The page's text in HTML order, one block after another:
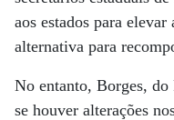
aos estados para
alternativa para
No entanto, Borges,
se houver alterações